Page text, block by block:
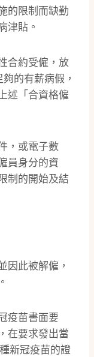
的限制而缺勤
津貼。
合約受僱，放
的有薪病假，
述「合資格僱
，或電子數
員身分的資
制的開始及結
因此被解僱，
疫苗書面要
在要求發出當
新冠疫苗的證